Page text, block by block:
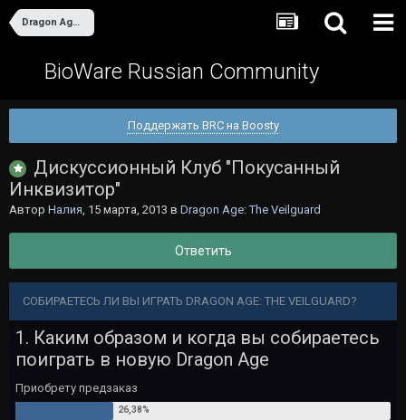
Dragon Age: The Veilguard
BioWare Russian Community
Поддержать BRC на Boosty
Дискуссионный Клуб "Покусанный
Инквизитор"
Автор Налия, 15 марта, 2013 в Dragon Age: The Veilguard
Ответить
СОБИРАЕТЕСЬ ЛИ ВЫ ИГРАТЬ DRAGON AGE: THE VEILGUARD?
1. Каким образом и когда вы собираетесь
поиграть в новую Dragon Age
Приобрету предзаказ